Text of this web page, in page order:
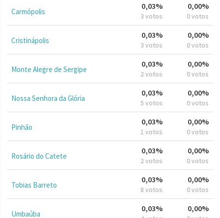
Carmópolis
0,03%
3 votos
0,00%
0 votos
Cristinápolis
0,03%
3 votos
0,00%
0 votos
Monte Alegre de Sergipe
0,03%
2 votos
0,00%
0 votos
Nossa Senhora da Glória
0,03%
5 votos
0,00%
0 votos
Pinhão
0,03%
1 votos
0,00%
0 votos
Rosário do Catete
0,03%
2 votos
0,00%
0 votos
Tobias Barreto
0,03%
8 votos
0,00%
0 votos
Umbaúba
0,03% 0,00%